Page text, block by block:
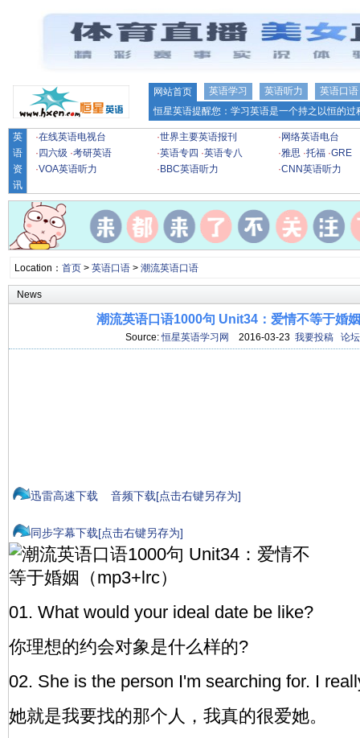
网站首页 英语学习 英语听力
英语口语
恒星英语提醒您：学习英语是一个持之以恒的
英
语
资
讯
·在线英语电视台 ·世界主要英语报刊 · 网络英语电台
· 四六级 ·考研英语 ·英语专四 ·英语专八 ·雅思 ·托福 ·GRE
·VOA英语听力 · BBC英语听力 ·CNN英语听力
Location： 首页> 英语口语> 潮流英语口语
News
潮流英语口语1000句 Unit34：爱情不等于婚
Source:恒星英语学习网 2016-03-23 我要投稿 论坛
迅雷高速下载 音频下载[点击右键另存为]
同步字幕下载[点击右键另存为]
01. What would your ideal date be like?
你理想的约会对象是什么样的?
02. She is the person I'm searching for. I
她就是我要找的那个人，我真的很爱她。